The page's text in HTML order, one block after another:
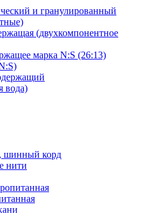
и гранулированный
(двухкомпонентное
марка N:S (26:13)
вода)
шинный корд
нити